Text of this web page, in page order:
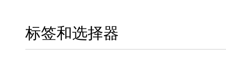
帮助贡献文档！
标签和选择器